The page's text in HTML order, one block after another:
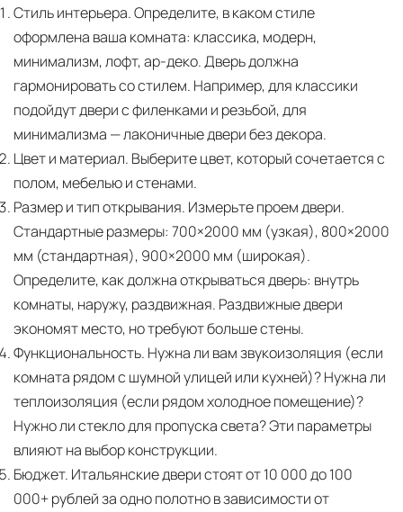
Стиль интерьера.Определите, в каком стиле
оформлена ваша комната: классика, модерн,
минимализм, лофт, ар-деко. Дверь должна
гармонировать со стилем. Например, для классики
подойдут двери с филенками и резьбой, для
минимализма — лаконичные двери без декора.
Цвет и материал. Выберите цвет, который сочетается с
полом, мебелью и стенами.
Размер и тип открывания. Измерьте проем двери.
Стандартные размеры: 700×2000 мм (узкая), 800×2000
мм (стандартная), 900×2000 мм (широкая).
Определите, как должна открываться дверь: внутрь
комнаты, наружу, раздвижная. Раздвижные двери
экономят место, но требуют больше стены.
Функциональность. Нужна ли вам звукоизоляция (если
комната рядом с шумной улицей или кухней)? Нужна ли
теплоизоляция (если рядом холодное помещение)?
Нужно ли стекло для пропуска света? Эти параметры
влияют на выбор конструкции.
Бюджет. Итальянские двери стоят от 10 000 до 100
000+ рублей за одно полотно в зависимости от